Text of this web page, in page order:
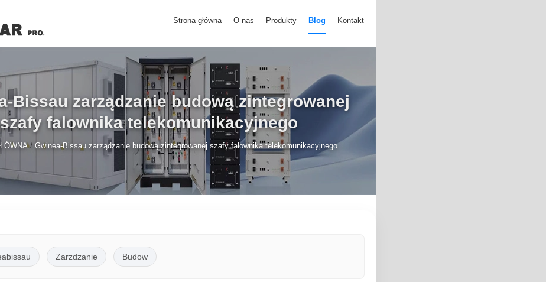
Strona główna O nas Produkty Blog Kontakt
Bissau zarządzanie budową zintegrowanej
szafy falownika telekomunikacyjnego
/ Gwinea-Bissau zarządzanie budową zintegrowanej szafy falownika telekomunikacyjnego
Zarzdzanie Budow